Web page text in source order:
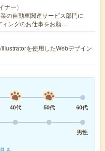
ナー）
の自動車関連サービス部門に
ィングのお仕事をお願…
を使用したWebデザイン
40代 50代
60代
男性